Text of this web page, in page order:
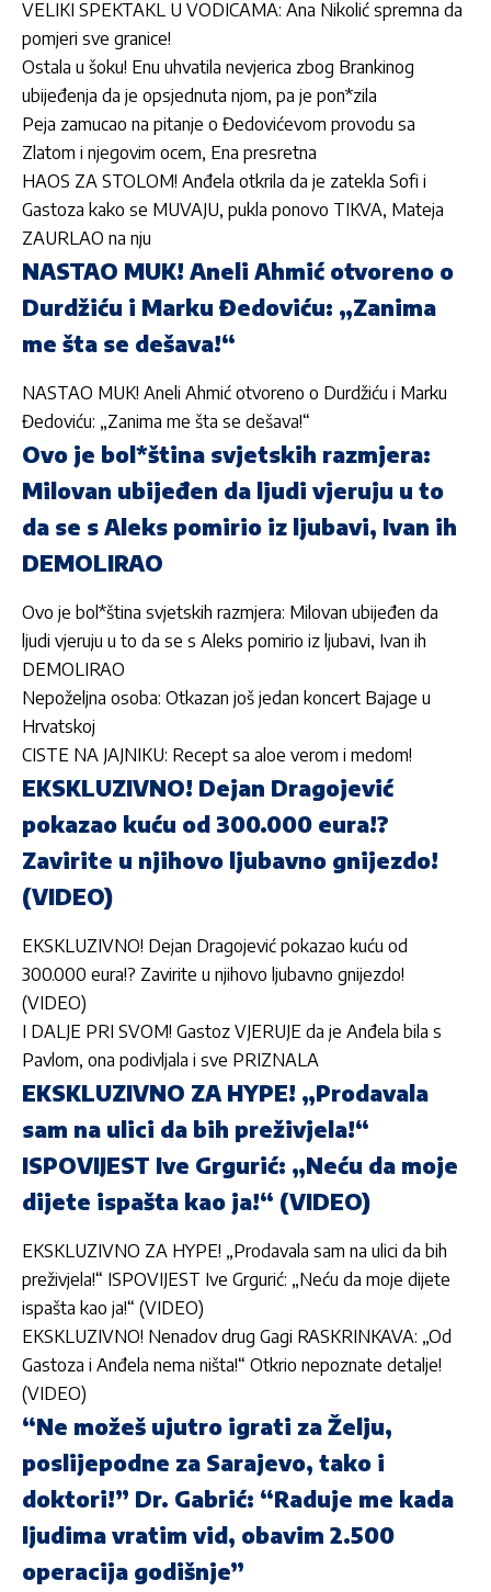
VELIKI SPEKTAKL U VODICAMA: Ana Nikolić spremna da
pomjeri sve granice!
Ostala u šoku! Enu uhvatila nevjerica zbog Brankinog
ubijeđenja da je opsjednuta njom, pa je pon*zila
Peja zamucao na pitanje o Đedovićevom provodu sa
Zlatom i njegovim ocem, Ena presretna
HAOS ZA STOLOM! Anđela otkrila da je zatekla Sofi i
Gastoza kako se MUVAJU, pukla ponovo TIKVA, Mateja
ZAURLAO na nju
NASTAO MUK! Aneli Ahmić otvoreno o
Durdžiću i Marku Đedoviću: „Zanima
me šta se dešava!“
NASTAO MUK! Aneli Ahmić otvoreno o Durdžiću i Marku
Đedoviću: „Zanima me šta se dešava!“
Ovo je bol*ština svjetskih razmjera:
Milovan ubijeđen da ljudi vjeruju u to
da se s Aleks pomirio iz ljubavi, Ivan ih
DEMOLIRAO
Ovo je bol*ština svjetskih razmjera: Milovan ubijeđen da
ljudi vjeruju u to da se s Aleks pomirio iz ljubavi, Ivan ih
DEMOLIRAO
Nepoželjna osoba: Otkazan još jedan koncert Bajage u
Hrvatskoj
CISTE NA JAJNIKU: Recept sa aloe verom i medom!
EKSKLUZIVNO! Dejan Dragojević
pokazao kuću od 300.000 eura!?
Zavirite u njihovo ljubavno gnijezdo!
(VIDEO)
EKSKLUZIVNO! Dejan Dragojević pokazao kuću od
300.000 eura!? Zavirite u njihovo ljubavno gnijezdo!
(VIDEO)
I DALJE PRI SVOM! Gastoz VJERUJE da je Anđela bila s
Pavlom, ona podivljala i sve PRIZNALA
EKSKLUZIVNO ZA HYPE! „Prodavala
sam na ulici da bih preživjela!“
ISPOVIJEST Ive Grgurić: „Neću da moje
dijete ispašta kao ja!“ (VIDEO)
EKSKLUZIVNO ZA HYPE! „Prodavala sam na ulici da bih
preživjela!“ ISPOVIJEST Ive Grgurić: „Neću da moje dijete
ispašta kao ja!“ (VIDEO)
EKSKLUZIVNO! Nenadov drug Gagi RASKRINKAVA: „Od
Gastoza i Anđela nema ništa!“ Otkrio nepoznate detalje!
(VIDEO)
“Ne možeš ujutro igrati za Želju,
poslijepodne za Sarajevo, tako i
doktori!” Dr. Gabrić: “Raduje me kada
ljudima vratim vid, obavim 2.500
operacija godišnje”